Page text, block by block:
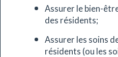
Assurer le bien-
des résidents;
Assurer les soins
résidents (ou les